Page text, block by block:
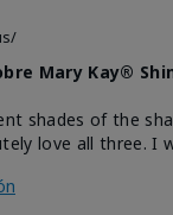
Mary Kay®
shades of the
love all three. I